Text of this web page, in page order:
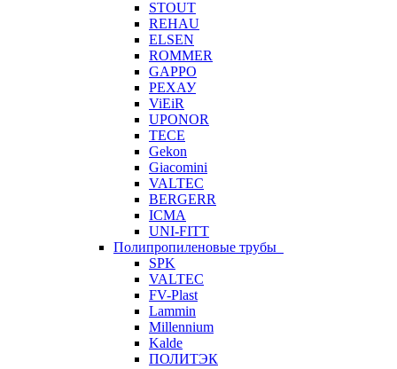
STOUT
REHAU
ELSEN
ROMMER
GAPPO
РЕХАУ
ViEiR
UPONOR
TECE
Gekon
Giacomini
VALTEC
BERGERR
ICMA
UNI-FITT
Полипропиленовые трубы
SPK
VALTEC
FV-Plast
Lammin
Millennium
Kalde
ПОЛИТЭК